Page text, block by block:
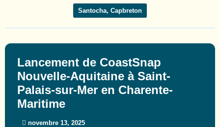
Santocha, Capbreton
Lancement de CoastSnap
Nouvelle-Aquitaine à Saint-
Palais-sur-Mer en Charente-
Maritime
novembre 13, 2025